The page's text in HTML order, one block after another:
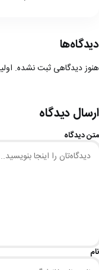
دیدگاه‌ها
هنوز دیدگاهی ثبت نشده.
ارسال دیدگاه
متن دیدگاه
نام